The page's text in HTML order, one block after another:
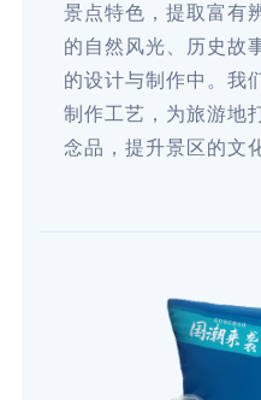
景点特色，提取富有
的自然风光、历史故
的设计与制作中。我
制作工艺，为旅游地
念品，提升景区的文